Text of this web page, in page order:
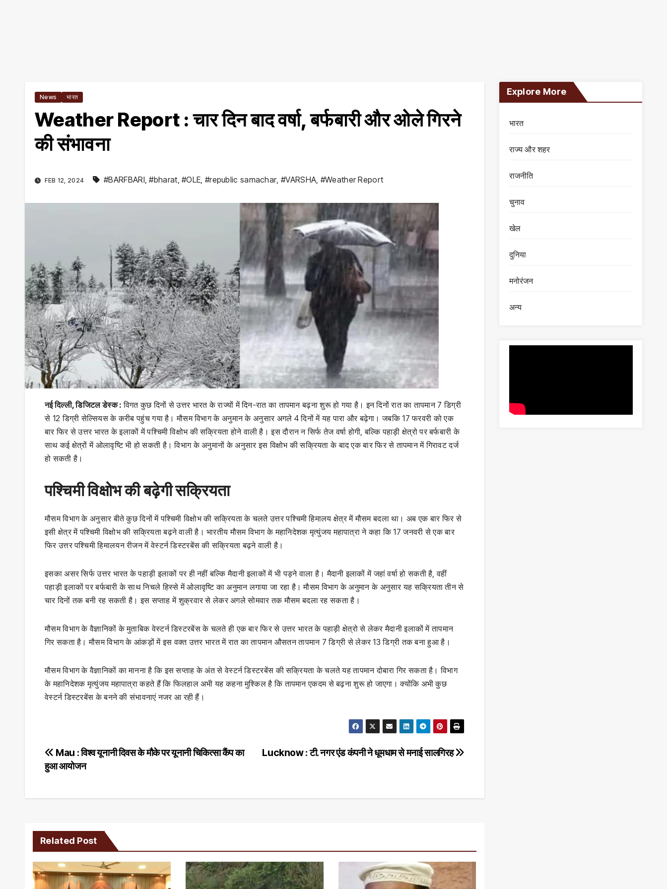
News भारत
Weather Report : चार दिन बाद वर्षा, बर्फबारी और ओले गिरने
की संभावना
FEB 12, 2024 #BARFBARI,#bharat,#OLE, #republic samachar, #VARSHA, #Weather Report
नई दिल्ली, डिजिटल डेस्क :विगत कुछ दिनों से उत्तर भारत के राज्यों में दिन-रात का तापमान बढ़ना शुरू हो गया है। इन दिनों रात का तापमान 7 डिग्री
से 12 डिग्री सेल्सियस के करीब पहुंच गया है। मौसम विभाग के अनुमान के अनुसार अगले 4 दिनों में यह पारा और बढ़ेगा। जबकि 17 फरवरी को एक
बार फिर से उत्तर भारत के इलाकों में पश्चिमी विक्षोभ की सक्रियता होने वाली है। इस दौरान न सिर्फ तेज वर्षा होगी, बल्कि पहाड़ी क्षेत्रो पर बर्फबारी के
साथ कई क्षेत्रों में ओलावृष्टि भी हो सकती है। विभाग के अनुमानों के अनुसार इस विक्षोभ की सक्रियता के बाद एक बार फिर से तापमान में गिरावट दर्ज
हो सकती है।
पश्चिमी विक्षोभ की बढ़ेगी सक्रियता
मौसम विभाग के अनुसार बीते कुछ दिनों में पश्चिमी विक्षोभ की सक्रियता के चलते उत्तर पश्चिमी हिमालय क्षेत्र में मौसम बदला था। अब एक बार फिर से
इसी क्षेत्र में पश्चिमी विक्षोभ की सक्रियता बढ़ने वाली है। भारतीय मौसम विभाग के महानिदेशक मृत्युंजय महापात्रा ने कहा कि 17 जनवरी से एक बार
फिर उत्तर पश्चिमी हिमालयन रीजन में वेस्टर्न डिस्टरबेंस की सक्रियता बढ़ने वाली है।
इसका असर सिर्फ उत्तर भारत के पहाड़ी इलाकों पर ही नहीं बल्कि मैदानी इलाकों में भी पड़ने वाला है। मैदानी इलाकों में जहां वर्षा हो सकती है, वहीं
पहाड़ी इलाकों पर बर्फबारी के साथ निचले हिस्से में ओलावृष्टि का अनुमान लगाया जा रहा है। मौसम विभाग के अनुमान के अनुसार यह सक्रियता तीन से
चार दिनों तक बनी रह सकती है। इस सप्ताह में शुक्रवार से लेकर अगले सोमवार तक मौसम बदला रह सकता है।
मौसम विभाग के वैज्ञानिकों के मुताबिक वेस्टर्न डिस्टरबेंस के चलते ही एक बार फिर से उत्तर भारत के पहाड़ी क्षेत्रो से लेकर मैदानी इलाकों में तापमान
गिर सकता है। मौसम विभाग के आंकड़ों में इस वक्त उत्तर भारत में रात का तापमान औसतन तापमान 7 डिग्री से लेकर 13 डिग्री तक बना हुआ है।
मौसम विभाग के वैज्ञानिकों का मानना है कि इस सप्ताह के अंत से वेस्टर्न डिस्टरबेंस की सक्रियता के चलते यह तापमान दोबारा गिर सकता है। विभाग
के महानिदेशक मृत्युंजय महापात्रा कहते हैं कि फिलहाल अभी यह कहना मुश्किल है कि तापमान एकदम से बढ़ना शुरू हो जाएगा। क्योंकि अभी कुछ
वेस्टर्न डिस्टरबेंस के बनने की संभावनाएं नजर आ रही हैं।
Post
navigation
Lucknow : टी. नगर एंड कंपनी ने धूमधाम से मनाई सालगिरह
Mau : विश्व यूनानी दिवस के मौके पर यूनानी चिकित्सा कैंप का
हुआ आयोजन
Related Post
Explore More
भारत
राज्य और शहर
राजनीति
चुनाव
खेल
दुनिया
मनोरंजन
अन्य